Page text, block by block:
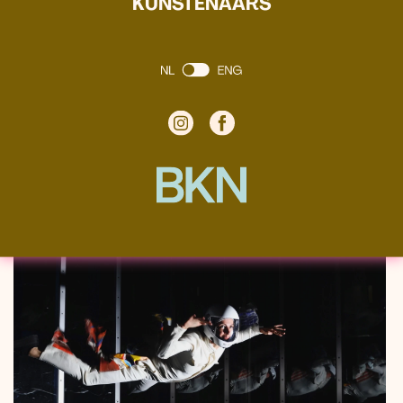
Curator: Bas Hendrikx
Lisa Matthys , Priscila Fernandes,